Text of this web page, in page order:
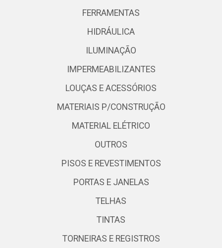
FERRAMENTAS
HIDRÁULICA
ILUMINAÇÃO
IMPERMEABILIZANTES
LOUÇAS E ACESSÓRIOS
MATERIAIS P/CONSTRUÇÃO
MATERIAL ELÉTRICO
OUTROS
PISOS E REVESTIMENTOS
PORTAS E JANELAS
TELHAS
TINTAS
TORNEIRAS E REGISTROS